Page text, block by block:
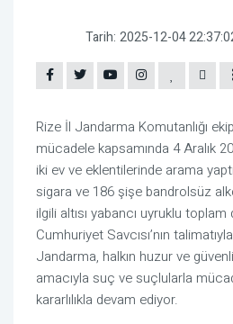
Tarih: 2025-12-04
Rize İl Jandarma Komutanlığı
mücadele kapsamında 4 Aralık
iki ev ve eklentilerinde arama
sigara ve 186 şişe bandrolsüz
ilgili altısı yabancı uyruklu
Cumhuriyet Savcısı’nın
Jandarma, halkın huzur ve
amacıyla suç ve suçlularla
kararlılıkla devam ediyor.